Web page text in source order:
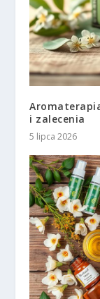
i zalecenia
5 lipca 2026